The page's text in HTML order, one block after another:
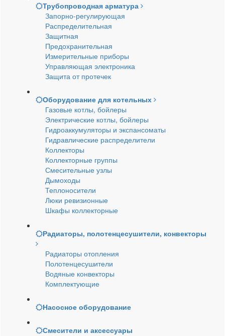
Трубопроводная арматура
Запорно-регулирующая
Распределительная
Защитная
Предохранительная
Измерительные приборы
Управляющая электроника
Защита от протечек
Оборудование для котельных
Газовые котлы, бойлеры
Электрические котлы, бойлеры
Гидроаккумуляторы и экспансоматы
Гидравлические распределители
Коллекторы
Коллекторные группы
Смесительные узлы
Дымоходы
Теплоносители
Люки ревизионные
Шкафы коллекторные
Радиаторы, полотенцесушители, конвекторы
Радиаторы отопления
Полотенцесушители
Водяные конвекторы
Комплектующие
Насосное оборудование
Смесители и аксессуары